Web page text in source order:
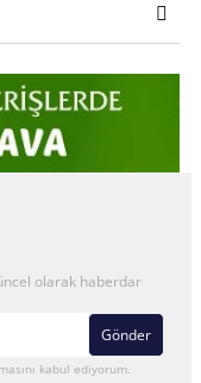
olarak haberdar
Gönder
kabul ediyorum.